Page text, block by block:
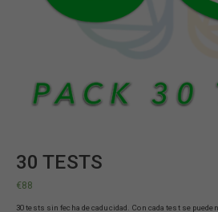
30 TESTS
€88
30 tests sin fecha de caducidad. Con cada test se